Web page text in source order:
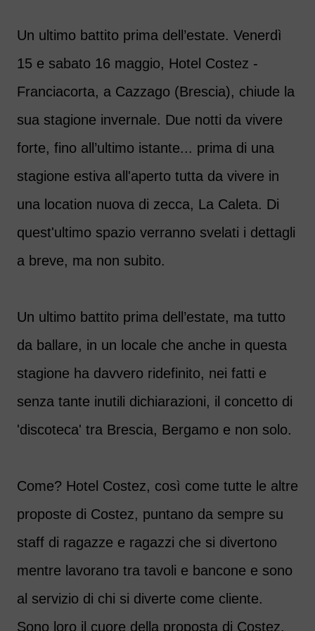
Un ultimo battito prima dell’estate. Venerdì
15 e sabato 16 maggio, Hotel Costez -
Franciacorta, a Cazzago (Brescia), chiude la
sua stagione invernale. Due notti da vivere
forte, fino all’ultimo istante... prima di una
stagione estiva all'aperto tutta da vivere in
una location nuova di zecca, La Caleta. Di
quest'ultimo spazio verranno svelati i dettagli
a breve, ma non subito.
Un ultimo battito prima dell’estate, ma tutto
da ballare, in un locale che anche in questa
stagione ha davvero ridefinito, nei fatti e
senza tante inutili dichiarazioni, il concetto di
'discoteca' tra Brescia, Bergamo e non solo.
Come? Hotel Costez, così come tutte le altre
proposte di Costez, puntano da sempre su
staff di ragazze e ragazzi che si divertono
mentre lavorano tra tavoli e bancone e sono
al servizio di chi si diverte come cliente.
Sono loro il cuore della proposta di Costez,